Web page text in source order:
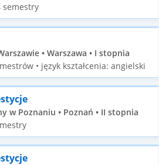
semestry
• Warszawa • I stopnia
• język kształcenia: angielski
w Poznaniu • Poznań • II stopnia